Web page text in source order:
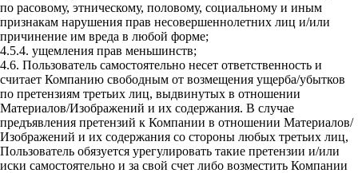
по расовому, этническому, половому, социальному и иным
признакам нарушения прав несовершеннолетних лиц и/или
причинение им вреда в любой форме;
4.5.4. ущемления прав меньшинств;
4.6. Пользователь самостоятельно несет ответственность и
считает Компанию свободным от возмещения ущерба/убытков
по претензиям третьих лиц, выдвинутых в отношении
Материалов/Изображений и их содержания. В случае
предъявления претензий к Компании в отношении Материалов/
Изображений и их содержания со стороны любых третьих лиц,
Пользователь обязуется урегулировать такие претензии и/или
иски самостоятельно и за свой счет либо возместить Компании